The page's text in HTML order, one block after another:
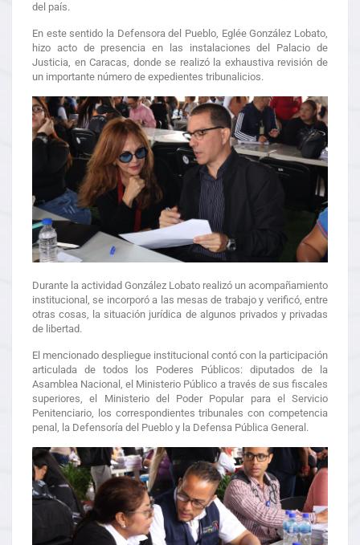
del país.
En este sentido la Defensora del Pueblo, Eglée González Lobato,
hizo acto de presencia en las instalaciones del Palacio de
Justicia, en Caracas, donde se realizó la exhaustiva revisión de
un importante número de expedientes tribunalicios.
Durante la actividad González Lobato realizó un acompañamiento
institucional, se incorporó a las mesas de trabajo y verificó, entre
otras cosas, la situación jurídica de algunos privados y privadas
de libertad.
El mencionado despliegue institucional contó con la participación
articulada de todos los Poderes Públicos: diputados de la
Asamblea Nacional, el Ministerio Público a través de sus fiscales
superiores, el Ministerio del Poder Popular para el Servicio
Penitenciario, los correspondientes tribunales con competencia
penal, la Defensoría del Pueblo y la Defensa Pública General.